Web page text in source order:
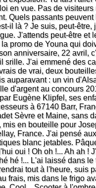
en vue. Pas de visiteurs
Quels passants peuvent
il là ? Je suis, peut-être,
J'attends peut-être et
promo de Youna qui
anniversaire, 22 avril,
srille. J'ai emmené des
de vrai, deux
auparavant : un vin
d'argent au concours
Eugène Klipfel, ses
à 67140 Barr,
Sèvre et Maine, sans
mis en bouteille pour
France. J'ai pensé
blanc jetables.
oui ! Oh oh !... Ah ah !
hé !... L'ai laissé dans le
tout à l'heure, suis
frais, mis dans le frigo